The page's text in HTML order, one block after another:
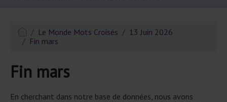
Le Monde Mots Croisés
13 Juin 2026
Fin mars
Fin mars
En cherchant dans notre base de données, nous avons